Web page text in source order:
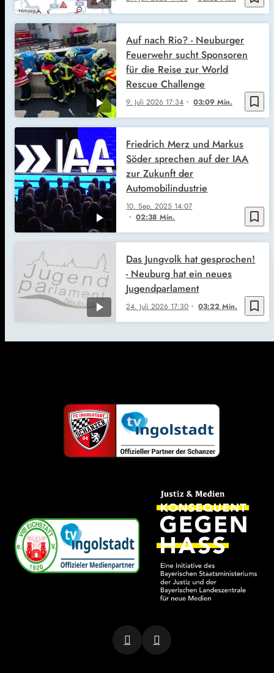
bookmark_border
9. Juli 2026 17:34 03:09 Min.
Auf nach Rio? - Neuburger
Feuerwehr sucht Sponsoren
für die Reise zur World
Rescue Challenge
bookmark_border
10. Sep. 2025 14:07
02:38 Min.
Friedrich Merz und Markus
Söder sprechen auf der IAA
zur Zukunft der
Automobilindustrie
bookmark_border
24. Juli 2026 17:30 03:22 Min.
Das Jungvolk hat gesprochen!
- Neuburg hat ein neues
Jugendparlament